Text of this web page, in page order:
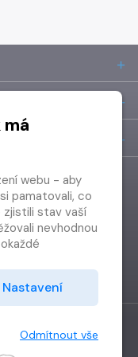
webu - aby
pamatovali, co
zjistili stav vaší
nevhodnou
se
nám tak
Nastavení
Odmítnout vše